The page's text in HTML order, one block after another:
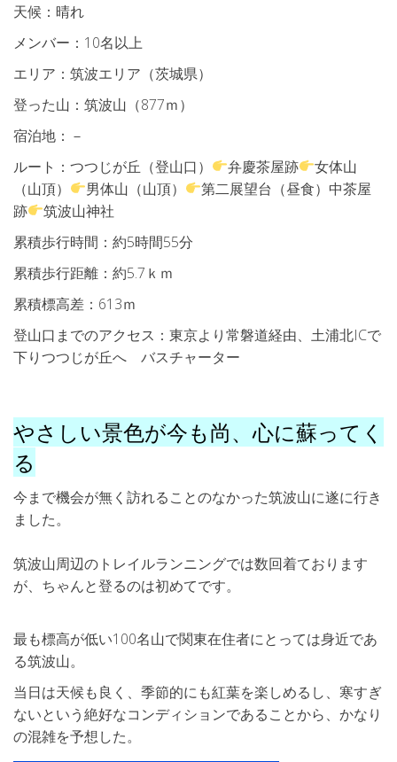
天候：晴れ
メンバー：10名以上
エリア：筑波エリア（茨城県）
登った山：筑波山（877ｍ）
宿泊地：－
ルート：つつじが丘（登山口）
弁慶茶屋跡
女体山
（山頂）
男体山（山頂）
第二展望台（昼食）中茶屋
跡
筑波山神社
累積歩行時間：約5時間55分
累積歩行距離：約5.7ｋｍ
累積標高差：613ｍ
登山口までのアクセス：東京より常磐道経由、土浦北ICで
下りつつじが丘へ バスチャーター
やさしい景色が今も尚、心に蘇ってく
る
今まで機会が無く訪れることのなかった筑波山に遂に行き
ました。
筑波山周辺のトレイルランニングでは数回着ております
が、ちゃんと登るのは初めてです。
最も標高が低い100名山で関東在住者にとっては身近であ
る筑波山。
当日は天候も良く、季節的にも紅葉を楽しめるし、寒すぎ
ないという絶好なコンディションであることから、かなり
の混雑を予想した。